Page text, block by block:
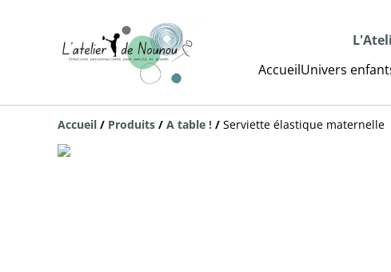
AccueilUnivers
Accueil / Produits / A table ! / Serviette élastique maternelle